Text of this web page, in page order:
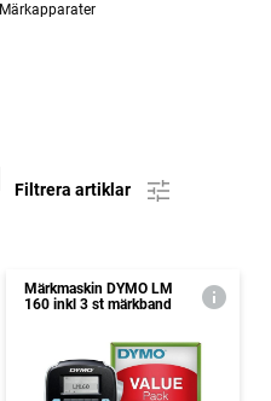
Märkapparater
Filtrera artiklar
Märkmaskin DYMO LM
160 inkl 3 st märkband